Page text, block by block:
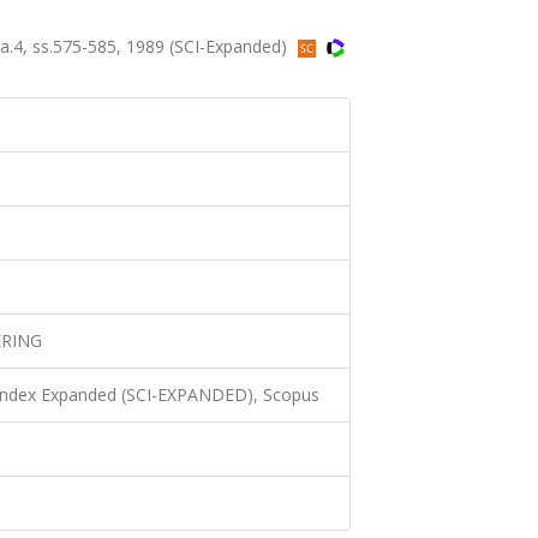
ss.575-585, 1989 (SCI-Expanded)
Expanded (SCI-EXPANDED), Scopus